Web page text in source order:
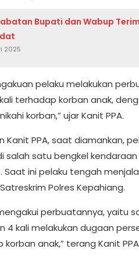
Bupati dan Wabup
2025
pelaku melakukan
terhadap korban anak,
korban,” ujar Kanit PPA.
Kanit PPA, saat diamankan,
salah satu bengkel
Saat ini pelaku tengah
Polres Kepahiang.
perbuatannya, yaitu
4 kali melakukan dugaan
anak,” terang Kanit